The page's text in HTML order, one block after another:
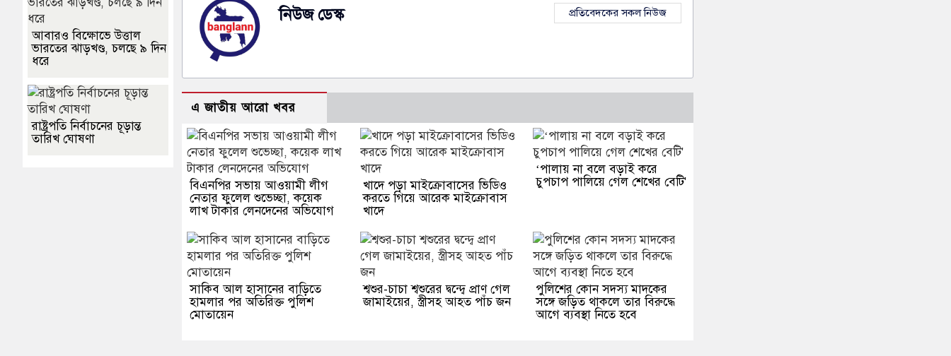
নিউজ ডেস্ক প্রতিবেদকের সকল নিউজ
এ জাতীয় আরো খবর
বিএনপির সভায় আওয়ামী লীগ
নেতার ফুলেল শুভেচ্ছা, কয়েক
লাখ টাকার লেনদেনের অভিযোগ
খাদে পড়া মাইক্রোবাসের ভিডিও
করতে গিয়ে আরেক মাইক্রোবাস
খাদে
‘পালায় না বলে বড়াই করে
চুপচাপ পালিয়ে গেল শেখের বেটি'
সাকিব আল হাসানের বাড়িতে
হামলার পর অতিরিক্ত পুলিশ
মোতায়েন
শ্বশুর-চাচা শ্বশুরের দ্বন্দ্বে প্রাণ গেল
জামাইয়ের, স্ত্রীসহ আহত পাঁচ জন
পুলিশের কোন সদস্য মাদকের
সঙ্গে জড়িত থাকলে তার বিরুদ্ধে
আগে ব্যবস্থা নিতে হবে
আবারও বিক্ষোভে উত্তাল
ভারতের ঝাড়খণ্ড, চলছে ৯ দিন
ধরে
রাষ্ট্রপতি নির্বাচনের চূড়ান্ত
তারিখ ঘোষণা